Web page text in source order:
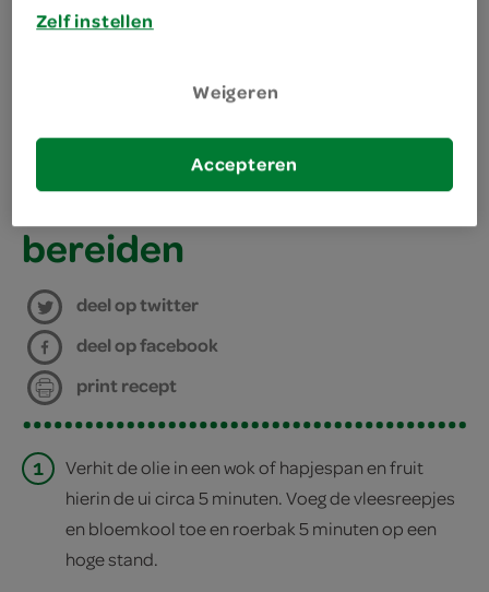
1 eetlepel zonnebloemolie
bereiden
deel op twitter
deel op facebook
print recept
1
Verhit de olie in een wok of hapjespan en fruit
hierin de ui circa 5 minuten. Voeg de vleesreepjes
en bloemkool toe en roerbak 5 minuten op een
hoge stand.
Zelf instellen
Weigeren
Accepteren